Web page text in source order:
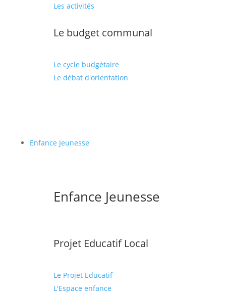
Les activités
Le budget communal
Le cycle budgétaire
Le débat d'orientation
Enfance Jeunesse
Enfance Jeunesse
Projet Educatif Local
Le Projet Educatif
L'Espace enfance